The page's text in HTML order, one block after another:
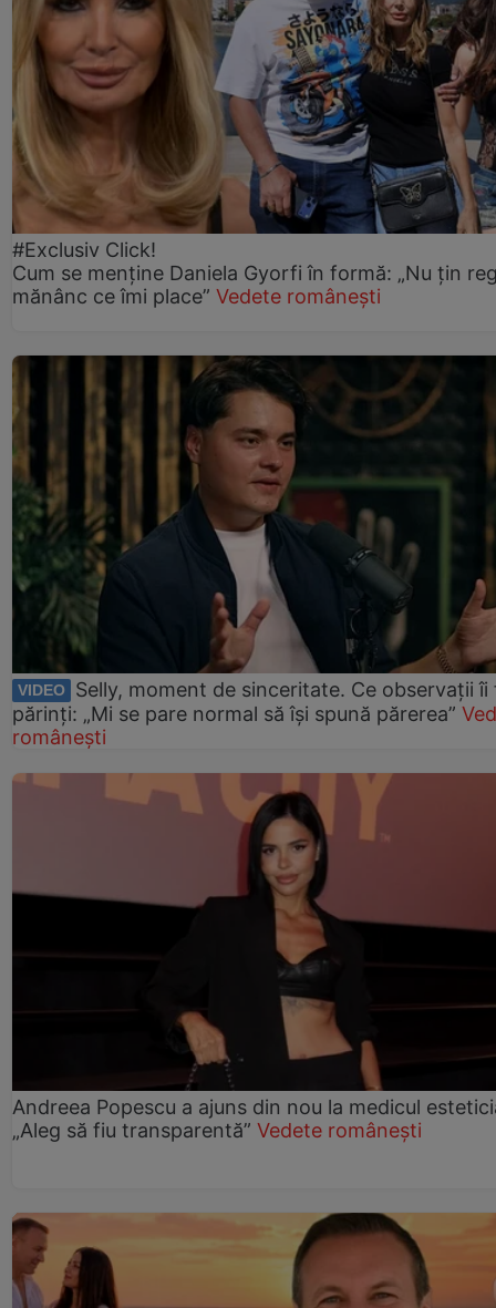
#Exclusiv Click!
Cum se menține Daniela Gyorfi în formă: „Nu țin
mănânc ce îmi place” Vedete românești
VIDEO
Selly, moment de sinceritate. Ce observații îi
părinți: „Mi se pare normal să își spună părerea”
românești
Andreea Popescu a ajuns din nou la medicul
„Aleg să fiu transparentă” Vedete românești